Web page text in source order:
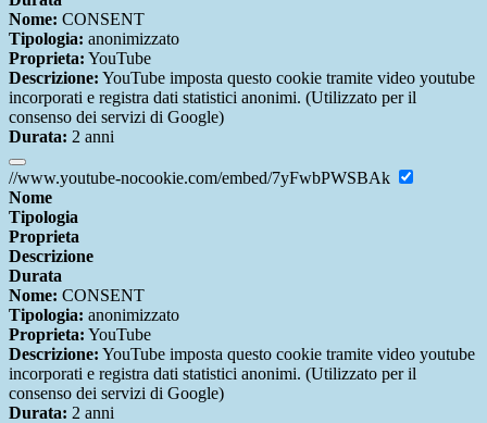
Nome: CONSENT
Tipologia: anonimizzato
Proprieta: YouTube
Descrizione: YouTube imposta questo cookie tramite video youtube
incorporati e registra dati statistici anonimi. (Utilizzato per il
consenso dei servizi di Google)
Durata: 2 anni
//www.youtube-nocookie.com/embed/7yFwbPWSBAk
Nome
Tipologia
Proprieta
Descrizione
Durata
Nome: CONSENT
Tipologia: anonimizzato
Proprieta: YouTube
Descrizione: YouTube imposta questo cookie tramite video youtube
incorporati e registra dati statistici anonimi. (Utilizzato per il
consenso dei servizi di Google)
Durata: 2 anni